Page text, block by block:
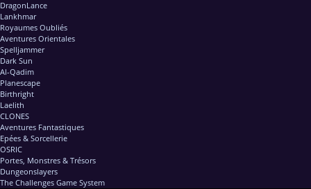
DragonLance
Lankhmar
Royaumes Oubliés
Aventures Orientales
Spelljammer
Dark Sun
Al-Qadim
Planescape
Birthright
Laelith
CLONES
Aventures Fantastiques
Epées & Sorcellerie
OSRIC
Portes, Monstres & Trésors
Dungeonslayers
The Challenges Game System